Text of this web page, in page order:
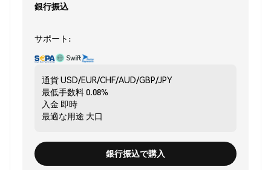
銀行振込
サポート:
通貨USD/EUR/CHF/AUD/GBP/JPY
最低手数料0.08%
入金 即時
最適な用途 大口
銀行振込で購入